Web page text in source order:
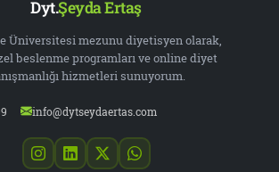
Dyt.Şeyda Ertaş
Üniversitesi mezunu diyetisyen olarak,
beslenme programları ve online diyet
hizmetleri sunuyorum.
info@dytseydaertas.com